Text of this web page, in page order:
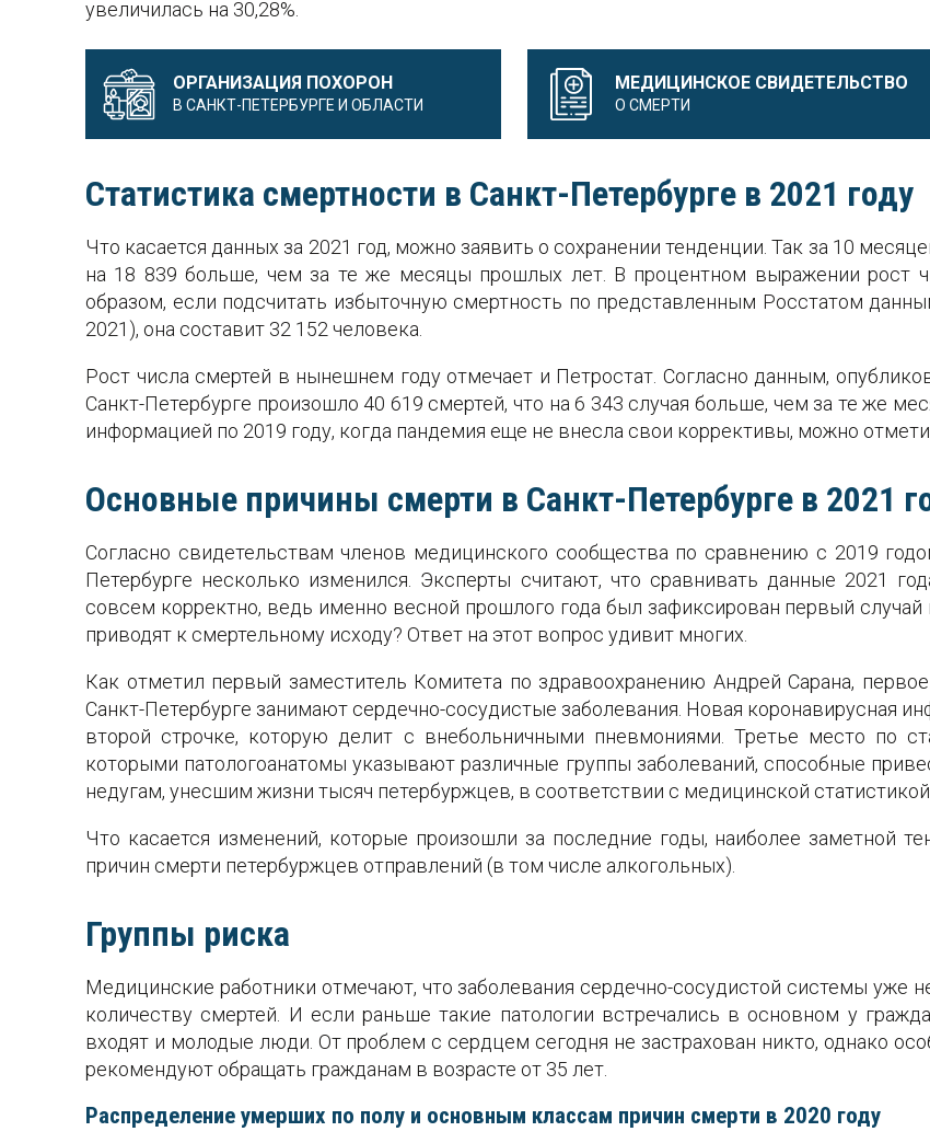
увеличилась на 30,28%.
ОРГАНИЗАЦИЯ ПОХОРОН
В САНКТ-ПЕТЕРБУРГЕ И ОБЛАСТИ
МЕДИЦИНСКОЕ СВИДЕТЕЛЬСТВО
О СМЕРТИ
Статистика смертности в Санкт-Петербурге в 2021 году
Что касается данных за 2021 год, можно заявить о сохранении тенденции. Так за 10
на 18 839 больше, чем за те же месяцы прошлых лет. В процентном выражении рост
образом, если подсчитать избыточную смертность по представленным Росстатом
2021), она составит 32 152 человека.
Рост числа смертей в нынешнем году отмечает и Петростат. Согласно данным,
Санкт-Петербурге произошло 40 619 смертей, что на 6 343 случая больше, чем за те же
информацией по 2019 году, когда пандемия еще не внесла свои коррективы, можно
Основные причины смерти в Санкт-Петербурге в 2021
Согласно свидетельствам членов медицинского сообщества по сравнению с 2019
Петербурге несколько изменился. Эксперты считают, что сравнивать данные 2021
совсем корректно, ведь именно весной прошлого года был зафиксирован первый
приводят к смертельному исходу? Ответ на этот вопрос удивит многих.
Как отметил первый заместитель Комитета по здравоохранению Андрей Сарана,
Санкт-Петербурге занимают сердечно-сосудистые заболевания. Новая коронавирусная
второй строчке, которую делит с внебольничными пневмониями. Третье место по
которыми патологоанатомы указывают различные группы заболеваний, способные
недугам, унесшим жизни тысяч петербуржцев, в соответствии с медицинской
Что касается изменений, которые произошли за последние годы, наиболее заметной
причин смерти петербуржцев отправлений (в том числе алкогольных).
Группы риска
Медицинские работники отмечают, что заболевания сердечно-сосудистой системы уже
количеству смертей. И если раньше такие патологии встречались в основном у
входят и молодые люди. От проблем с сердцем сегодня не застрахован никто, однако
рекомендуют обращать гражданам в возрасте от 35 лет.
Распределение умерших по полу и основным классам причин смерти в 2020 году